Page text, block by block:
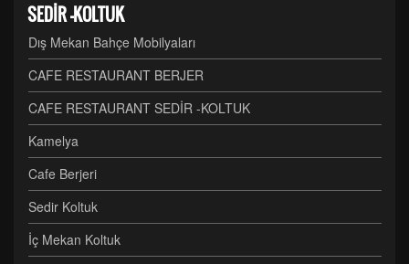
SEDİR -KOLTUK
Dış Mekan Bahçe Mobilyaları
CAFE RESTAURANT BERJER
CAFE RESTAURANT SEDİR -KOLTUK
Kamelya
Cafe Berjeri
Sedir Koltuk
İç Mekan Koltuk